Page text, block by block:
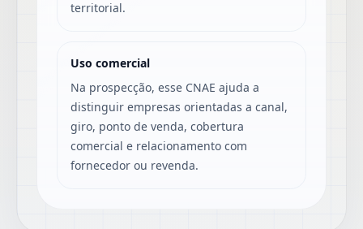
territorial.
Uso comercial
Na prospecção, esse CNAE ajuda a
distinguir empresas orientadas a canal,
giro, ponto de venda, cobertura
comercial e relacionamento com
fornecedor ou revenda.